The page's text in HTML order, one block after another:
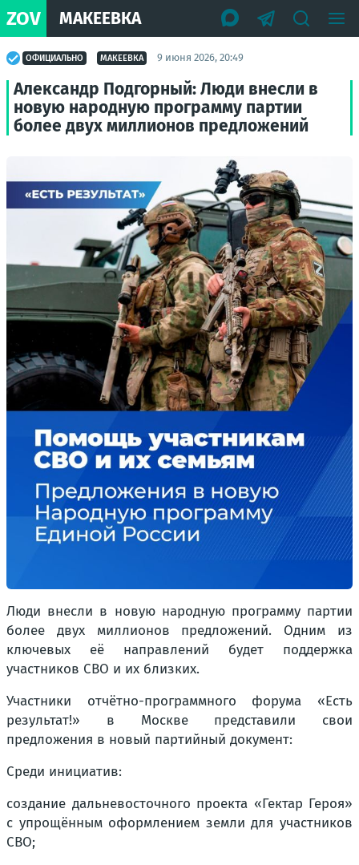
ZOV МАКЕЕВКА
ОФИЦИАЛЬНО МАКЕЕВКА 9 июня 2026, 20:49
Александр Подгорный: Люди внесли в
новую народную программу партии
более двух миллионов предложений
Люди внесли в новую народную программу партии
более двух миллионов предложений. Одним из
ключевых её направлений будет поддержка
участников СВО и их близких.
Участники отчётно-программного форума «Есть
результат!» в Москве представили свои
предложения в новый партийный документ:
Среди инициатив:
создание дальневосточного проекта «Гектар Героя»
с упрощённым оформлением земли для участников
СВО;